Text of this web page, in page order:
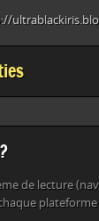
de lecture
plateforme